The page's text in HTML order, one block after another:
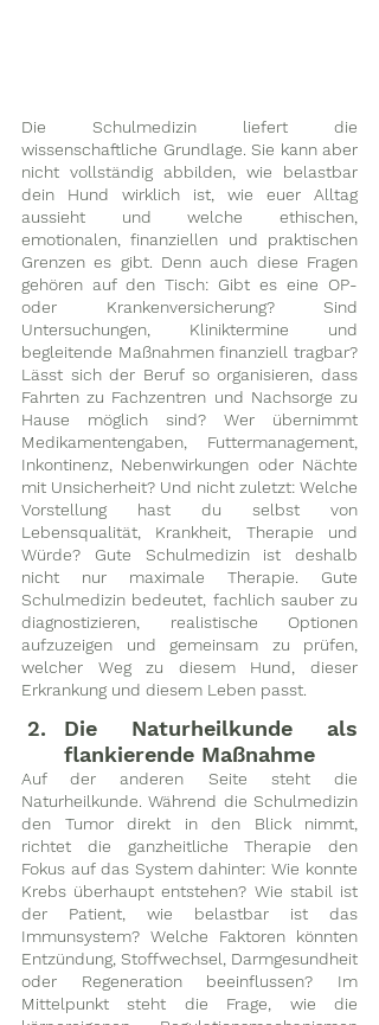
Die Schulmedizin liefert die
wissenschaftliche Grundlage. Sie kann aber
nicht vollständig abbilden, wie belastbar
dein Hund wirklich ist, wie euer Alltag
aussieht und welche ethischen,
emotionalen, finanziellen und praktischen
Grenzen es gibt. Denn auch diese Fragen
gehören auf den Tisch: Gibt es eine OP-
oder Krankenversicherung? Sind
Untersuchungen, Kliniktermine und
begleitende Maßnahmen finanziell tragbar?
Lässt sich der Beruf so organisieren, dass
Fahrten zu Fachzentren und Nachsorge zu
Hause möglich sind? Wer übernimmt
Medikamentengaben, Futtermanagement,
Inkontinenz, Nebenwirkungen oder Nächte
mit Unsicherheit? Und nicht zuletzt: Welche
Vorstellung hast du selbst von
Lebensqualität, Krankheit, Therapie und
Würde? Gute Schulmedizin ist deshalb
nicht nur maximale Therapie. Gute
Schulmedizin bedeutet, fachlich sauber zu
diagnostizieren, realistische Optionen
aufzuzeigen und gemeinsam zu prüfen,
welcher Weg zu diesem Hund, dieser
Erkrankung und diesem Leben passt.
Die Naturheilkunde als
flankierende Maßnahme
Auf der anderen Seite steht die
Naturheilkunde. Während die Schulmedizin
den Tumor direkt in den Blick nimmt,
richtet die ganzheitliche Therapie den
Fokus auf das System dahinter: Wie konnte
Krebs überhaupt entstehen? Wie stabil ist
der Patient, wie belastbar ist das
Immunsystem? Welche Faktoren könnten
Entzündung, Stoffwechsel, Darmgesundheit
oder Regeneration beeinflussen? Im
Mittelpunkt steht die Frage, wie die